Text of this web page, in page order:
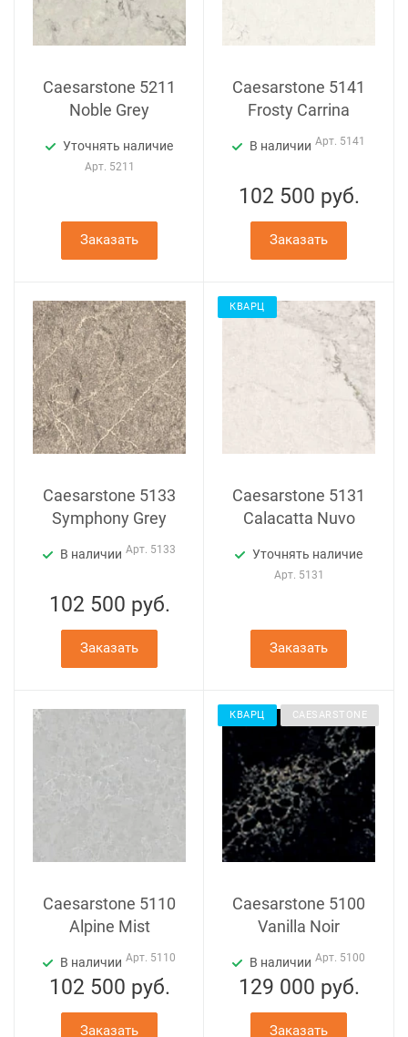
Caesarstone 5211
Noble Grey
Уточнять наличие
Арт. 5211
Заказать
Caesarstone 5141
Frosty Carrina
В наличии Арт. 5141
102 500 руб.
Заказать
Caesarstone 5133
Symphony Grey
В наличии Арт. 5133
102 500 руб.
Заказать
КВАРЦ
Caesarstone 5131
Calacatta Nuvo
Уточнять наличие
Арт. 5131
Заказать
Caesarstone 5110
Alpine Mist
В наличии Арт. 5110
102 500 руб.
Заказать
КВАРЦ CAESARSTONE
Caesarstone 5100
Vanilla Noir
В наличии Арт. 5100
129 000 руб.
Заказать